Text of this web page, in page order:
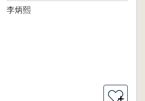
李炳熙
＋